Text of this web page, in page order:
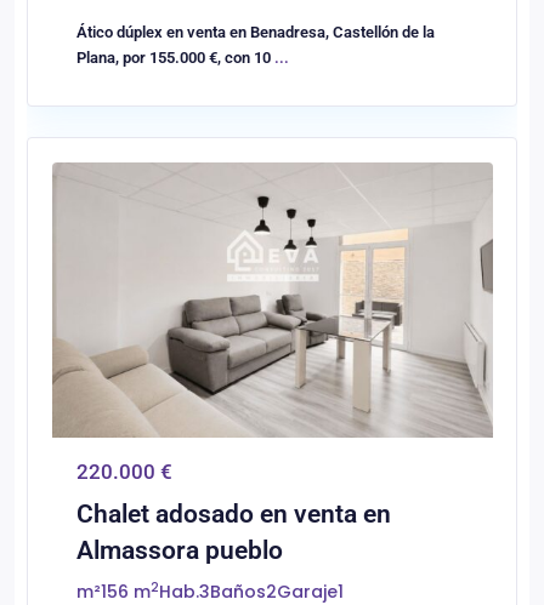
Ático dúplex en venta en Benadresa, Castellón de la
Plana, por 155.000 €, con 10 ...
0 Almassora/Almazora
220.000 €
Chalet adosado en venta en
Almassora pueblo
m²156 m2Hab.3Baños2Garaje1